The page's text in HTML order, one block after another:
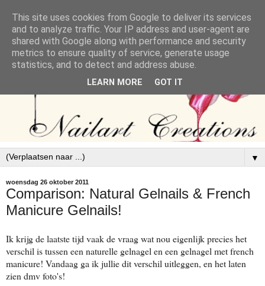
▼
woensdag 26 oktober 2011
Comparison: Natural Gelnails & French
Manicure Gelnails!
Ik krijg de laatste tijd vaak de vraag wat nou eigenlijk precies het
verschil is tussen een naturelle gelnagel en een gelnagel met french
manicure! Vandaag ga ik jullie dit verschil uitleggen, en het laten
zien dmv foto's!
This site uses cookies from Google to deliver its services
and to analyze traffic. Your IP address and user-agent are
shared with Google along with performance and security
metrics to ensure quality of service, generate usage
statistics, and to detect and address abuse.
LEARN MORE GOT IT